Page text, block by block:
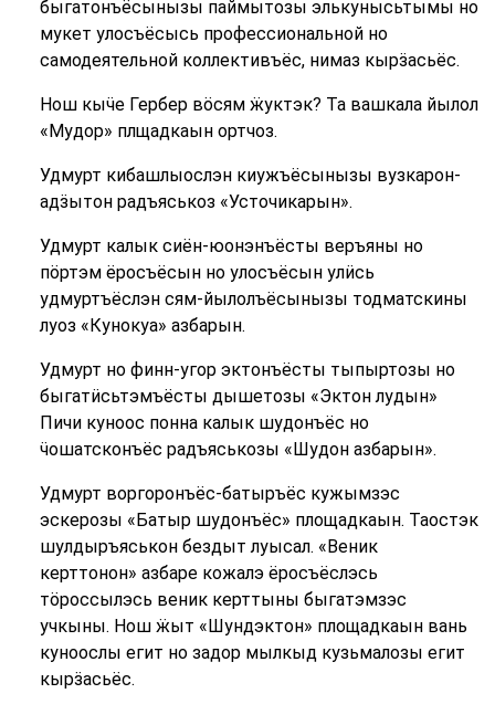
быгатонъёсынызы паймытозы элькунысьтымы но
мукет улосъёсысь профессиональной но
самодеятельной коллективъёс, нимаз кырӟасьёс.
Нош кыӵе Гербер вӧсям ӝуктэк? Та вашкала йылол
«Мудор» плщадкаын ортчоз.
Удмурт кибашлыослэн киужъёсынызы вузкарон-
адӟытон радъяськоз «Усточикарын».
Удмурт калык сиён-юонэнъёсты веръяны но
пӧртэм ёросъёсын но улосъёсын улӥсь
удмуртъёслэн сям-йылолъёсынызы тодматскины
луоз «Кунокуа» азбарын.
Удмурт но финн-угор эктонъёсты тыпыртозы но
быгатӥсьтэмъёсты дышетозы «Эктон лудын»
Пичи куноос понна калык шудонъёс но
ӵошатсконъёс радъяськозы «Шудон азбарын».
Удмурт воргоронъёс-батыръёс кужымзэс
эскерозы «Батыр шудонъёс» площадкаын. Таостэк
шулдыръяськон бездыт луысал. «Веник
керттонон» азбаре кожалэ ёросъёслэсь
тӧроссылэсь веник керттыны быгатэмзэс
учкыны. Нош ӝыт «Шундэктон» площадкаын вань
куноослы егит но задор мылкыд кузьмалозы егит
кырӟасьёс.